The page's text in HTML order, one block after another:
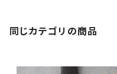
同じカテゴリの商品